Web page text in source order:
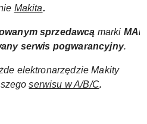
Makita.
sprzedawcą marki
serwis pogwarancyjny.
elektronarzędzie Makity
serwisu w A/B/C.